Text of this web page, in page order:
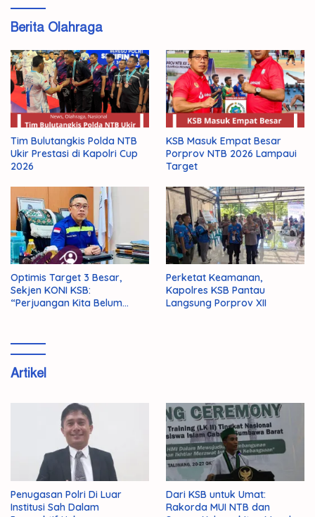
Berita Olahraga
Tim Bulutangkis Polda NTB
Ukir Prestasi di Kapolri Cup
2026
KSB Masuk Empat Besar
Porprov NTB 2026 Lampaui
Target
Optimis Target 3 Besar,
Sekjen KONI KSB:
“Perjuangan Kita Belum
Perketat Keamanan,
Kapolres KSB Pantau
Langsung Porprov XII
Artikel
Penugasan Polri Di Luar
Institusi Sah Dalam
Dari KSB untuk Umat:
Rakorda MUI NTB dan